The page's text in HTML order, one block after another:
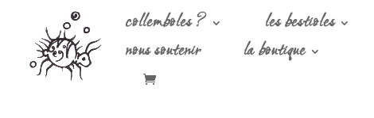
collemboles ? les bestioles
nous soutenir
la boutique